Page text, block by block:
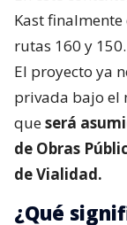
Kast
rutas 160 y
El proyecto ya
privada bajo el
queserá
de Obras
de Vialidad.
¿Qué